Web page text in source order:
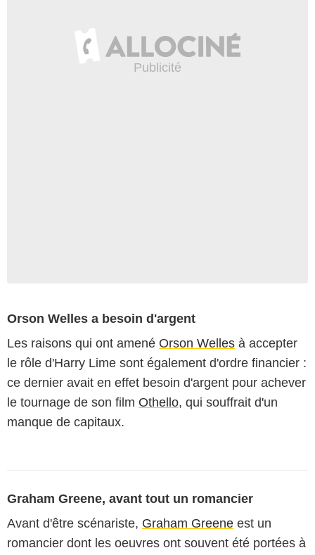
Orson Welles a besoin d'argent
Les raisons qui ont amené Orson Welles à accepter
le rôle d'Harry Lime sont également d'ordre financier :
ce dernier avait en effet besoin d'argent pour achever
le tournage de son film Othello, qui souffrait d'un
manque de capitaux.
Graham Greene, avant tout un romancier
Avant d'être scénariste, Graham Greene est un
romancier dont les oeuvres ont souvent été portées à